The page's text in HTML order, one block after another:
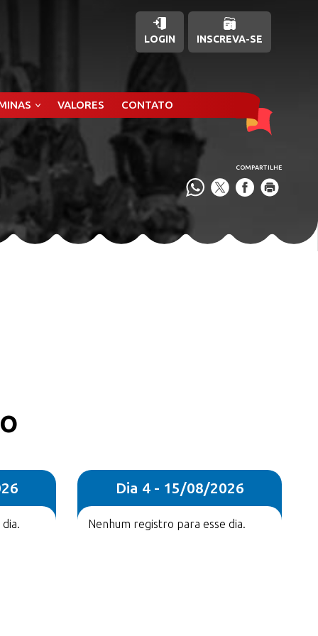
COMPARTILHE
LOGIN INSCREVA-SE
VALORES CONTATO
Dia 4 - 15/08/2026
Nenhum registro para esse dia.